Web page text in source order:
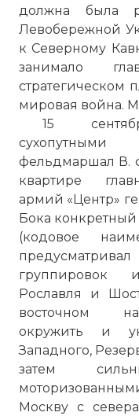
должна была
Левобережной
к Северному
занимало
стратегическом
мировая война. М.,
15
фельдмаршал В.
квартире
армий «Центр»
Бока
(кодовое
группировок
Рославля и
восточном
окружить и
Западного,
затем
Москву с